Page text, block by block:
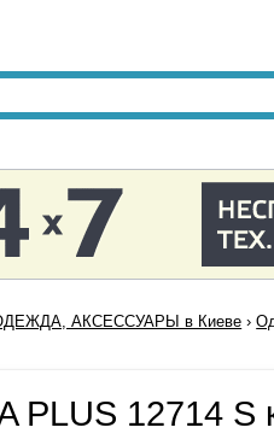
АКСЕССУАРЫ в Киеве ›
PLUS 12714 S